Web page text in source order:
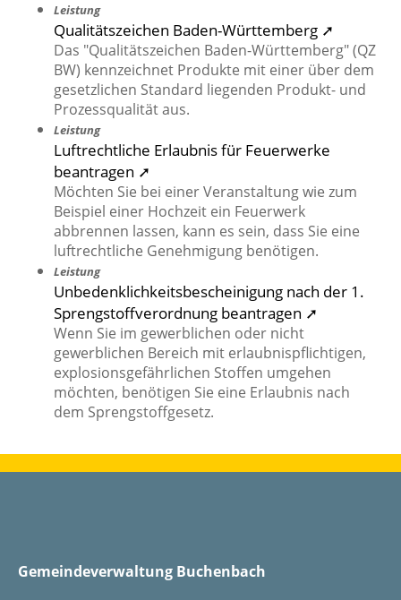
Leistung
Qualitätszeichen Baden-Württemberg ➚
Das "Qualitätszeichen Baden-Württemberg" (QZ
BW) kennzeichnet Produkte mit einer über dem
gesetzlichen Standard liegenden Produkt- und
Prozessqualität aus.
Leistung
Luftrechtliche Erlaubnis für Feuerwerke
beantragen ➚
Möchten Sie bei einer Veranstaltung wie zum
Beispiel einer Hochzeit ein Feuerwerk
abbrennen lassen, kann es sein, dass Sie eine
luftrechtliche Genehmigung benötigen.
Leistung
Unbedenklichkeitsbescheinigung nach der 1.
Sprengstoffverordnung beantragen ➚
Wenn Sie im gewerblichen oder nicht
gewerblichen Bereich mit erlaubnispflichtigen,
explosionsgefährlichen Stoffen umgehen
möchten, benötigen Sie eine Erlaubnis nach
dem Sprengstoffgesetz.
Gemeindeverwaltung Buchenbach